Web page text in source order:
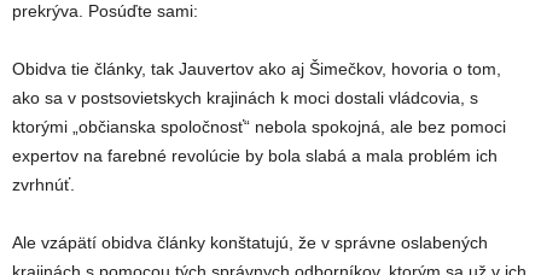
prekrýva. Posúďte sami:
Obidva tie články, tak Jauvertov ako aj Šimečkov, hovoria o tom,
ako sa v postsovietskych krajinách k moci dostali vládcovia, s
ktorými „občianska spoločnosť“ nebola spokojná, ale bez pomoci
expertov na farebné revolúcie by bola slabá a mala problém ich
zvrhnúť.
Ale vzápätí obidva články konštatujú, že v správne oslabených